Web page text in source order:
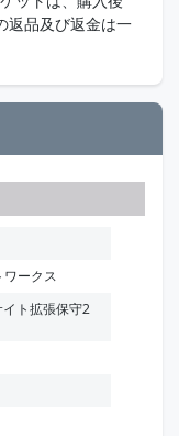
返品及び返金は一
ワークス
イト拡張保守2